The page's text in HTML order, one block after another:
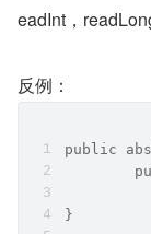
eadInt，
反例：
public
}